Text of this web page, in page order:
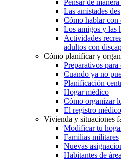
Pensar de
Las amistades
Cómo hablar con
Los amigos y las
Actividades
adultos con
Cómo planificar y
Preparativos para
Cuando ya no
Planificación
Hogar médico
Cómo organizar
El registro
Vivienda y situaciones
Modificar tu
Familias militares
Nuevas
Habitantes de